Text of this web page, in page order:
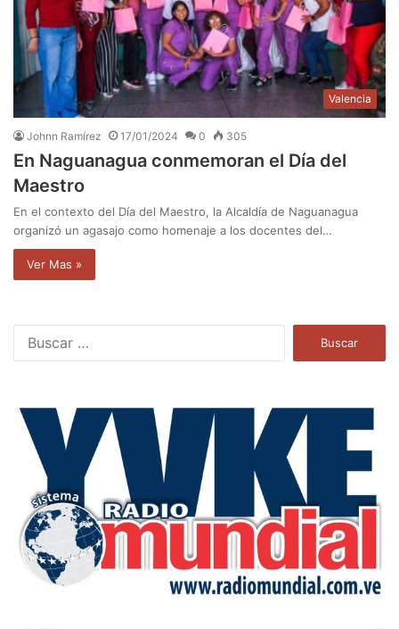
Valencia
Johnn Ramírez 17/01/2024 0 305
En Naguanagua conmemoran el Día del
Maestro
En el contexto del Día del Maestro, la Alcaldía de Naguanagua
organizó un agasajo como homenaje a los docentes del…
Ver Mas »
a